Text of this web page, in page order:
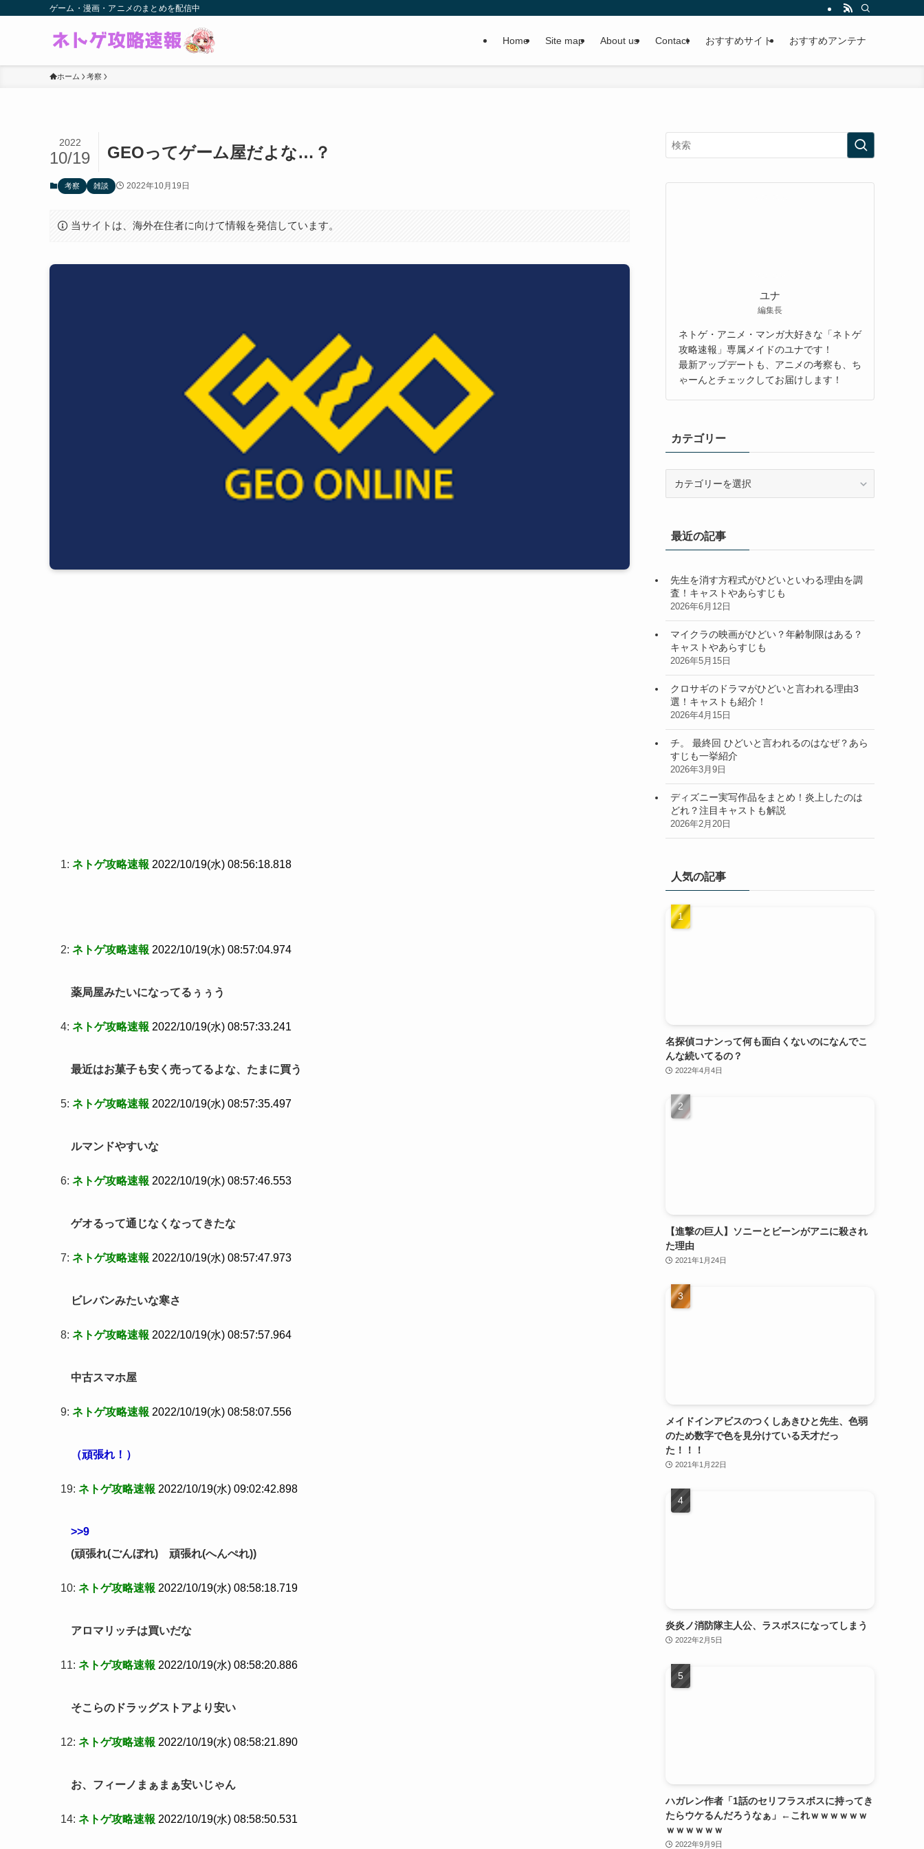
ゲーム・漫画・アニメのまとめを配信中
Home Site map About us Contact おすすめサイト おすすめアンテナ
ホーム 考察
GEOってゲーム屋だよな…？
2022
10/19
考察 雑談 2022年10月19日
当サイトは、海外在住者に向けて情報を発信しています。
1: ネトゲ攻略速報 2022/10/19(水) 08:56:18.818
2: ネトゲ攻略速報 2022/10/19(水) 08:57:04.974
薬局屋みたいになってるぅぅう
4: ネトゲ攻略速報 2022/10/19(水) 08:57:33.241
最近はお菓子も安く売ってるよな、たまに買う
5: ネトゲ攻略速報 2022/10/19(水) 08:57:35.497
ルマンドやすいな
6: ネトゲ攻略速報 2022/10/19(水) 08:57:46.553
ゲオるって通じなくなってきたな
7: ネトゲ攻略速報 2022/10/19(水) 08:57:47.973
ビレバンみたいな寒さ
8: ネトゲ攻略速報 2022/10/19(水) 08:57:57.964
中古スマホ屋
9: ネトゲ攻略速報 2022/10/19(水) 08:58:07.556
（頑張れ！）
19: ネトゲ攻略速報 2022/10/19(水) 09:02:42.898
>>9
(頑張れ(ごんぼれ) 頑張れ(へんぺれ))
10: ネトゲ攻略速報 2022/10/19(水) 08:58:18.719
アロマリッチは買いだな
11: ネトゲ攻略速報 2022/10/19(水) 08:58:20.886
そこらのドラッグストアより安い
12: ネトゲ攻略速報 2022/10/19(水) 08:58:21.890
お、フィーノまぁまぁ安いじゃん
14: ネトゲ攻略速報 2022/10/19(水) 08:58:50.531
ユナ
編集長
ネトゲ・アニメ・マンガ大好きな「ネトゲ
攻略速報」専属メイドのユナです！
最新アップデートも、アニメの考察も、ち
ゃーんとチェックしてお届けします！
カテゴリー
ー最近の記事
先生を消す方程式がひどいといわる理由を調
査！キャストやあらすじも
2026年6月12日
マイクラの映画がひどい？年齢制限はある？
キャストやあらすじも
2026年5月15日
クロサギのドラマがひどいと言われる理由3
選！キャストも紹介！
2026年4月15日
チ。 最終回 ひどいと言われるのはなぜ？あら
すじも一挙紹介
2026年3月9日
ディズニー実写作品をまとめ！炎上したのは
どれ？注目キャストも解説
2026年2月20日
人気の記事
名探偵コナンって何も面白くないのになんでこ
んな続いてるの？
2022年4月4日
【進撃の巨人】ソニーとビーンがアニに殺され
た理由
2021年1月24日
メイドインアビスのつくしあきひと先生、色弱
のため数字で色を見分けている天才だっ
た！！！
2021年1月22日
炎炎ノ消防隊主人公、ラスボスになってしまう
2022年2月5日
ハガレン作者「1話のセリフラスボスに持ってき
たらウケるんだろうなぁ」←これｗｗｗｗｗｗ
ｗｗｗｗｗｗ
2022年9月9日